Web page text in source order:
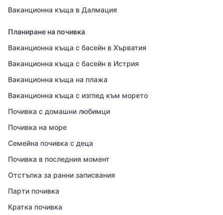
Ваканционна къща в Далмация
Планиране на почивка
Ваканционна къща с басейн в Хърватия
Ваканционна къща с басейн в Истрия
Ваканционна къща на плажа
Ваканционна къща с изглед към морето
Почивка с домашни любимци
Почивка на море
Семейна почивка с деца
Почивка в последния момент
Отстъпка за ранни записвания
Парти почивка
Кратка почивка